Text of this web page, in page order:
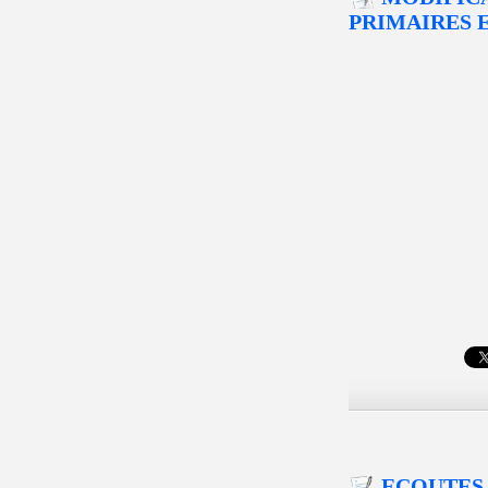
PRIMAIRES